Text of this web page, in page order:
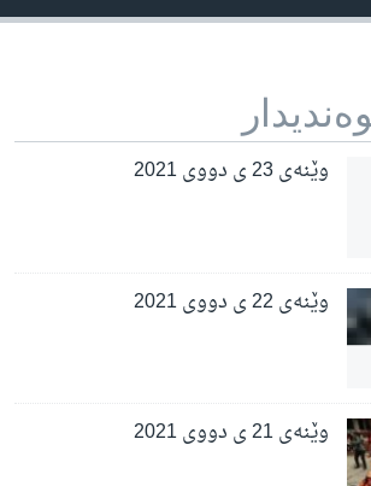
وێنەی 23 ی دووی 2021
وێنەی 22 ی دووی 2021
وێنەی 21 ی دووی 2021